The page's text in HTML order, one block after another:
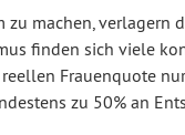
machen, verlagern
finden sich viele
Frauenquote
zu 50% an